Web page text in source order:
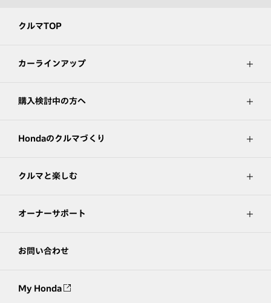
クルマTOP
カーラインアップ
購入検討中の方へ
Hondaのクルマづくり
クルマと楽しむ
オーナーサポート
お問い合わせ
My Honda